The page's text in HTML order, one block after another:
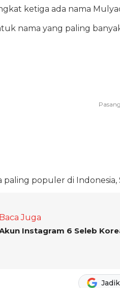
ketiga ada nama
nama yang paling
paling populer di
Juga
Instagram 6 Seleb